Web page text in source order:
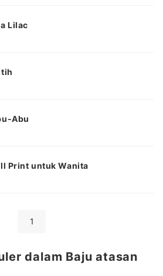
Lilac
Abu
Print untuk Wanita
1
dalam Baju atasan